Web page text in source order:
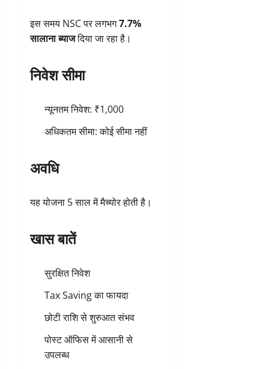
इस समय NSC पर लगभग7.7%
सालाना ब्याजदिया जा रहा है।
निवेश सीमा
न्यूनतम निवेश: ₹1,000
अधिकतम सीमा: कोई सीमा नहीं
अवधि
यह योजना 5 साल में मैच्योर होती है।
खास बातें
सुरक्षित निवेश
Tax Saving का फायदा
छोटी राशि से शुरुआत संभव
पोस्ट ऑफिस में आसानी से
उपलब्ध